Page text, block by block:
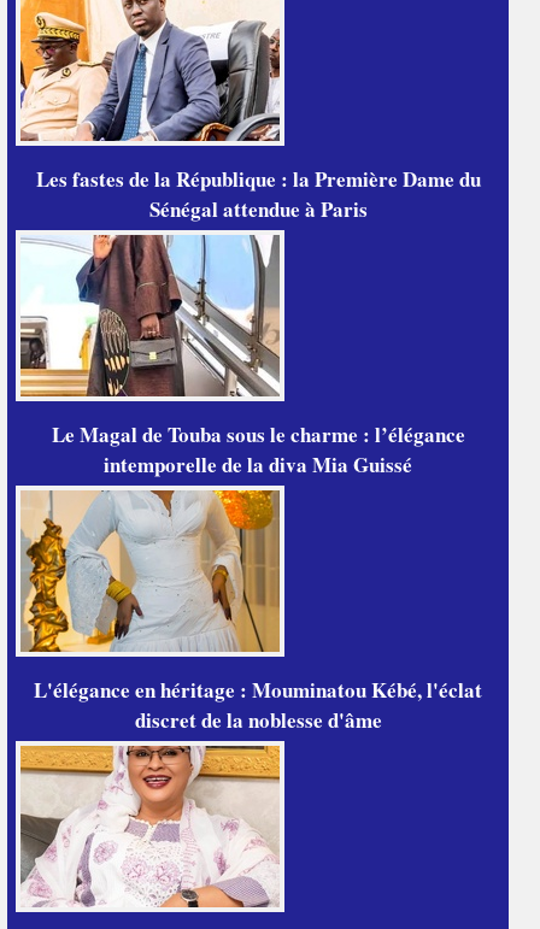
Les fastes de la République : la Première Dame du
Sénégal attendue à Paris
Le Magal de Touba sous le charme : l’élégance
intemporelle de la diva Mia Guissé
L'élégance en héritage : Mouminatou Kébé, l'éclat
discret de la noblesse d'âme